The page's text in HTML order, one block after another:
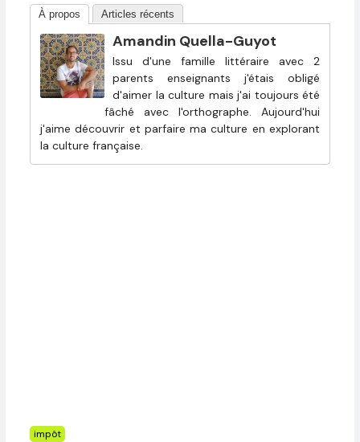
À propos Articles récents
Amandin Quella-Guyot
Issu d'une famille littéraire avec 2
parents enseignants j'étais obligé
d'aimer la culture mais j'ai toujours été
fâché avec l'orthographe. Aujourd'hui
j'aime découvrir et parfaire ma culture en explorant
la culture française.
Étiquettes
impôt